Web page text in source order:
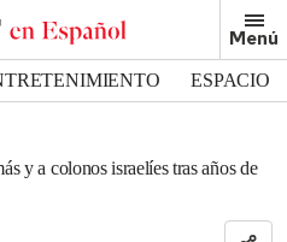
Menú
ESPACIO
y a colonos israelíes tras años de